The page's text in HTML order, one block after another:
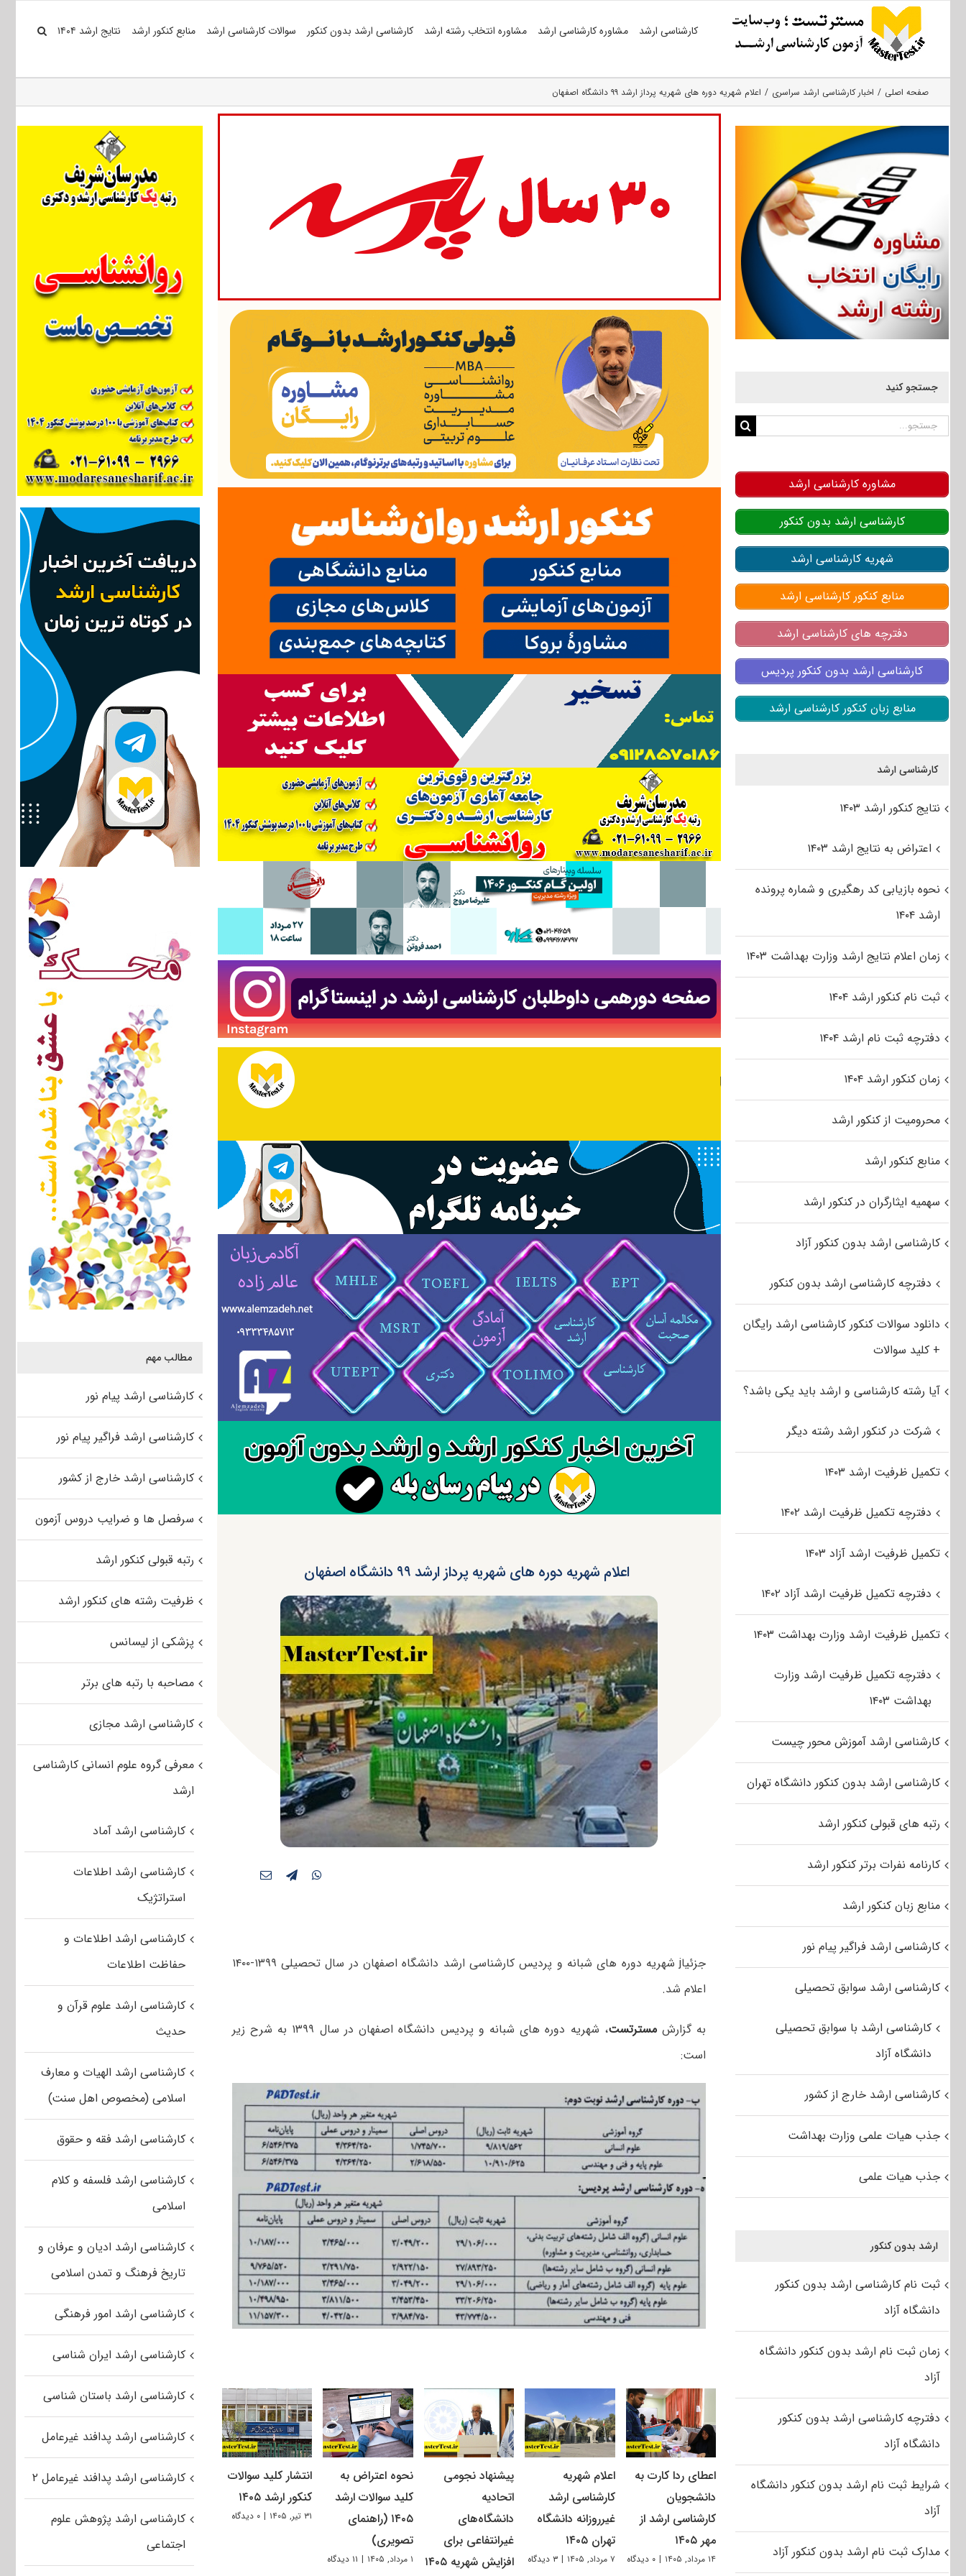
کارشناسی ارشد مشاوره کارشناسی ارشد مشاوره انتخاب رشته ارشد کارشناسی ارشد بدون کنکور سوالات کارشناسی ارشد منابع کنکور ارشد نتایج ارشد ۱۴۰۴
صفحه اصلی اخبار کارشناسی ارشد سراسری اعلام شهریه دوره های شهریه پرداز ارشد ۹۹ دانشگاه اصفهان
اعلام شهریه دوره های شهریه پرداز ارشد ۹۹ دانشگاه اصفهان
جزئیاj شهریه دوره های شبانه و پردیس کارشناسی ارشد دانشگاه اصفهان در سال تحصیلی ۱۳۹۹-۱۴۰۰
اعلام شد.
به گزارشمسترتست
، شهریه دوره های شبانه و پردیس دانشگاه اصفهان در سال ۱۳۹۹ به شرح زیر
است:
اعطای ردا کارت به
دانشجویان
کارشناسی ارشد از
مهر ۱۴۰۵
۱۴ مرداد, ۱۴۰۵ | ۰ دیدگاه
اعلام شهریه
کارشناسی ارشد
غیرروزانه دانشگاه
تهران ۱۴۰۵
۷ مرداد, ۱۴۰۵ | ۳ دیدگاه
پیشنهاد نجومی
اتحادیه
دانشگاه‌های
غیرانتفاعی برای
افزایش شهریه ۱۴۰۵
نحوه اعتراض به
کلید سوالات ارشد
۱۴۰۵ (راهنمای
تصویری)
۱ مرداد, ۱۴۰۵ | ۱۱ دیدگاه
انتشار کلید سوالات
کنکور ارشد ۱۴۰۵
۳۱ تیر, ۱۴۰۵ | ۰ دیدگاه
مطالب مهم
کارشناسی ارشد پیام نور
کارشناسی ارشد فراگیر پیام نور
کارشناسی ارشد خارج از کشور
سرفصل ها و ضرایب دروس آزمون
رتبه قبولی کنکور ارشد
ظرفیت رشته های کنکور ارشد
پزشکی از لیسانس
مصاحبه با رتبه های برتر
کارشناسی ارشد مجازی
معرفی گروه علوم انسانی کارشناسی
ارشد
کارشناسی ارشد آماد
کارشناسی ارشد اطلاعات
استراتژیک
کارشناسی ارشد اطلاعات و
حفاظت اطلاعات
کارشناسی ارشد علوم قرآن و
حدیث
کارشناسی ارشد الهیات و معارف
اسلامی (مخصوص اهل سنت)
کارشناسی ارشد فقه و حقوق
کارشناسی ارشد فلسفه و کلام
اسلامی
کارشناسی ارشد ادیان و عرفان و
تاریخ فرهنگ و تمدن اسلامی
کارشناسی ارشد امور فرهنگی
کارشناسی ارشد ایران شناسی
کارشناسی ارشد باستان شناسی
کارشناسی ارشد پدافند غیرعامل
کارشناسی ارشد پدافند غیرعامل ۲
کارشناسی ارشد پژوهش علوم
اجتماعی
جستجو کنید
جستجو
مشاوره کارشناسی ارشد
کارشناسی ارشد بدون کنکور
شهریه کارشناسی ارشد
منابع کنکور کارشناسی ارشد
دفترچه های کارشناسی ارشد
کارشناسی ارشد بدون کنکور پردیس
منابع زبان کنکور کارشناسی ارشد
کارشناسی ارشد
نتایج کنکور ارشد ۱۴۰۳
اعتراض به نتایج ارشد ۱۴۰۳
نحوه بازیابی کد رهگیری و شماره پرونده
ارشد ۱۴۰۴
زمان اعلام نتایج ارشد وزارت بهداشت ۱۴۰۳
ثبت نام کنکور ارشد ۱۴۰۴
دفترچه ثبت نام ارشد ۱۴۰۴
زمان کنکور ارشد ۱۴۰۴
محرومیت از کنکور ارشد
منابع کنکور ارشد
سهمیه ایثارگران در کنکور ارشد
کارشناسی ارشد بدون کنکور آزاد
دفترچه کارشناسی ارشد بدون کنکور
دانلود سوالات کنکور کارشناسی ارشد رایگان
+ کلید سوالات
آیا رشته کارشناسی و ارشد باید یکی باشد؟
شرکت در کنکور ارشد رشته دیگر
تکمیل ظرفیت ارشد ۱۴۰۳
دفترچه تکمیل ظرفیت ارشد ۱۴۰۲
تکمیل ظرفیت ارشد آزاد ۱۴۰۳
دفترچه تکمیل ظرفیت ارشد آزاد ۱۴۰۲
تکمیل ظرفیت ارشد وزارت بهداشت ۱۴۰۳
دفترچه تکمیل ظرفیت ارشد وزارت
بهداشت ۱۴۰۳
کارشناسی ارشد آموزش محور چیست
کارشناسی ارشد بدون کنکور دانشگاه تهران
رتبه های قبولی کنکور ارشد
کارنامه نفرات برتر کنکور ارشد
منابع زبان کنکور ارشد
کارشناسی ارشد فراگیر پیام نور
کارشناسی ارشد سوابق تحصیلی
کارشناسی ارشد با سوابق تحصیلی
دانشگاه آزاد
کارشناسی ارشد خارج از کشور
جذب هیات علمی وزارت بهداشت
جذب هیات علمی
ارشد بدون کنکور
ثبت نام کارشناسی ارشد بدون کنکور
دانشگاه آزاد
زمان ثبت نام ارشد بدون کنکور دانشگاه
آزاد
دفترچه کارشناسی ارشد بدون کنکور
دانشگاه آزاد
شرایط ثبت نام ارشد بدون کنکور دانشگاه
آزاد
مدارک ثبت نام ارشد بدون کنکور آزاد